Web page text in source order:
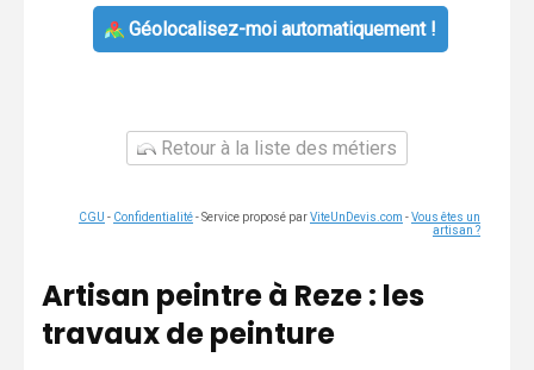
Géolocalisez-moi automatiquement !
Retour à la liste des métiers
CGU - Confidentialité- Service proposé parViteUnDevis.com -Vous êtes un
artisan ?
Artisan peintre à Reze : les
travaux de peinture